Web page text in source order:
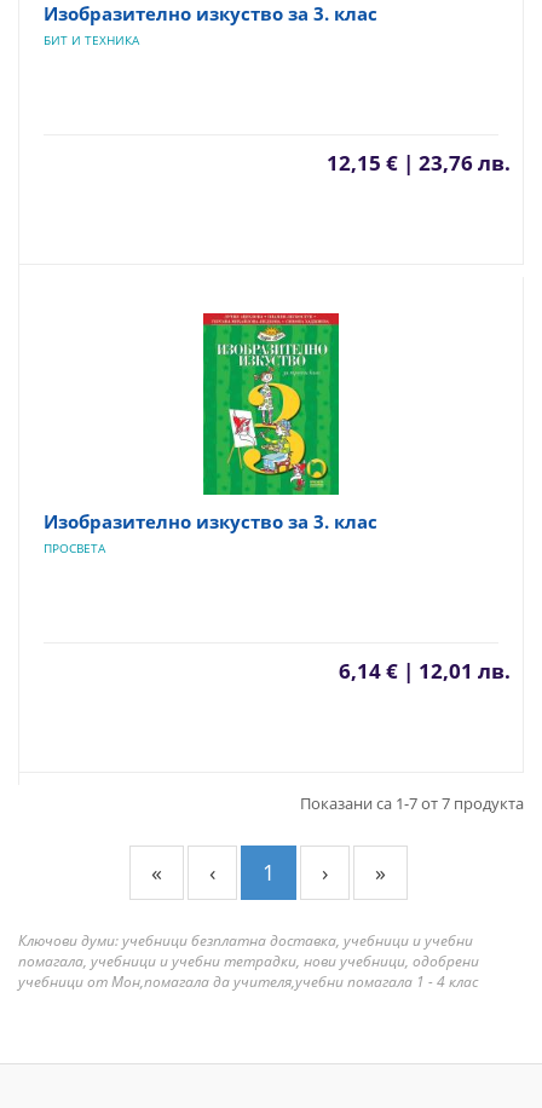
Изобразително изкуство за 3. клас
БИТ И ТЕХНИКА
12,15 € | 23,76 лв.
Изобразително изкуство за 3. клас
ПРОСВЕТА
6,14 € | 12,01 лв.
Показани са 1-7 от 7 продукта
« ‹ 1 › »
Ключови думи: учебници безплатна доставка, учебници и учебни
помагала, учебници и учебни тетрадки, нови учебници, одобрени
учебници от Мон,помагала да учителя,учебни помагала 1 - 4 клас